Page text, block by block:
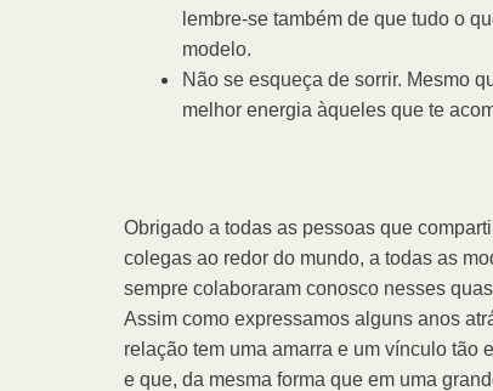
lembre-se também de que tudo o
modelo.
Não se esqueça de sorrir. Mesmo
melhor energia àqueles que te
Obrigado a todas as pessoas que
colegas ao redor do mundo, a todas as
sempre colaboraram conosco nesses
Assim como expressamos alguns anos
relação tem uma amarra e um vínculo tão
e que, da mesma forma que em uma